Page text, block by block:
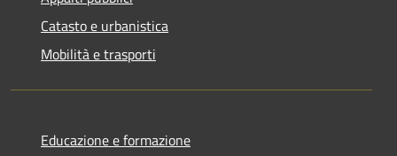
Catasto e urbanistica
Mobilità e trasporti
Educazione e formazione